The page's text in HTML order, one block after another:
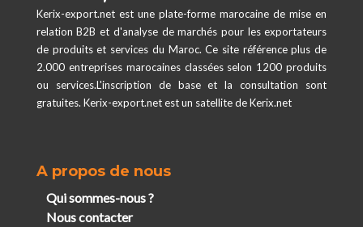
Kerix-export.net est une plate-forme marocaine de mise en
relation B2B et d'analyse de marchés pour les exportateurs
de produits et services du Maroc. Ce site référence plus de
2.000 entreprises marocaines classées selon 1200 produits
ou services.L'inscription de base et la consultation sont
gratuites. Kerix-export.net est un satellite de Kerix.net
A propos de nous
Qui sommes-nous ?
Nous contacter